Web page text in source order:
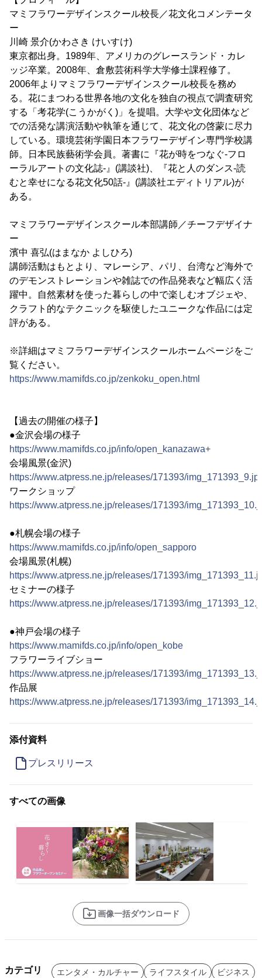
マミフラワーデザインスクール校長／花文化コメンテータ
ー
川崎 景介(かわさき けいすけ)
東京都出身。1989年、アメリカのグレースランド・カレ
ッジ卒業。2008年、倉敷芸術科学大学修士課程修了。
2006年よりマミフラワーデザインスクール校長を務め
る。花にまつわる世界各地の文化を独自の視点で調査研究
する「考花学(こうかがく)」を提唱。大学や文化団体など
での活発な講演活動や執筆を通じて、花文化の啓蒙に尽力
している。環境芸術学園日本フラワーデザイン専門学校講
師。日本民族藝術学会員。著書に『花が時をつなぐ-フロ
ーラルアートの文化誌-』(講談社)、『花と人のダンス-読
むと幸せになる花文化50話-』(講談社エディトリアル)が
ある。
マミフラワーデザインスクール本部講師／チーフデザイナ
ー
濱中 喜弘(はまなか よしひろ)
講師活動はもとより、マレーシア、パリ、台湾など海外で
のデモンストレーションや雑誌での作品発表など幅広く活
躍中。自然素材を使った暮らしの中で楽しむオブジェや、
クラフト的なテクニックを駆使したユニークな作品には定
評がある。
※詳細はマミフラワーデザインスクールホームページをご
覧ください。
https://www.mamifds.co.jp/zenkoku_open.html
【過去の開催の様子】
●金沢会場の様子
https://www.mamifds.co.jp/info/open_kanazawa+
会場風景(金沢)
https://www.atpress.ne.jp/releases/171393/
ワークショップ
https://www.atpress.ne.jp/releases/171393/
●札幌会場の様子
https://www.mamifds.co.jp/info/open_sapporo
会場風景(札幌)
https://www.atpress.ne.jp/releases/171393/
セミナーの様子
https://www.atpress.ne.jp/releases/171393/
●神戸会場の様子
https://www.mamifds.co.jp/info/open_kobe
フラワーライブショー
https://www.atpress.ne.jp/releases/171393/
作品展
https://www.atpress.ne.jp/releases/171393/
添付資料
プレスリリース
すべての画像
画像一括ダウンロード
カテゴリ エンタメ・カルチャー ライフスタイル ビジネス